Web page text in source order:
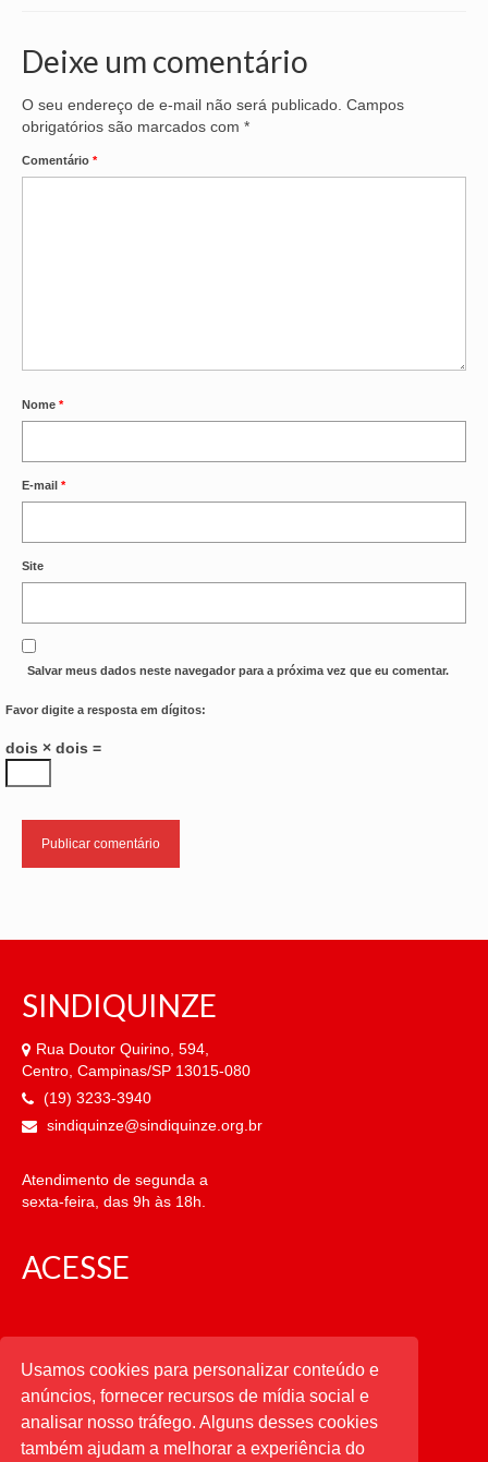
CONVÊNIOS
SINDICALIZE-SE
JURÍDICO
TECNOLOGIA DA INFORMAÇÃO
Deixe um comentário
O seu endereço de e-mail não será publicado. Campos
obrigatórios são marcados com *
Comentário *
Nome *
E-mail *
Site
Salvar meus dados neste navegador para a próxima vez que eu comentar.
Favor digite a resposta em dígitos:
dois × dois =
SINDIQUINZE
Rua Doutor Quirino, 594,
Centro, Campinas/SP 13015-080
(19) 3233-3940
sindiquinze@sindiquinze.org.br
Atendimento de segunda a
sexta-feira, das 9h às 18h.
ACESSE
CATEGORIAS
CATEGORIAS
Usamos cookies para personalizar conteúdo e
anúncios, fornecer recursos de mídia social e
analisar nosso tráfego. Alguns desses cookies
também ajudam a melhorar a experiência do